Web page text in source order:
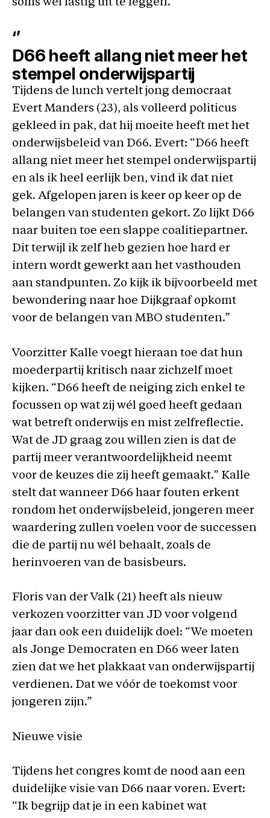
soms wel lastig uit te leggen.”
‘’
D66 heeft allang niet meer het
stempel onderwijspartij
Tijdens de lunch vertelt jong democraat
Evert Manders (23), als volleerd politicus
gekleed in pak, dat hij moeite heeft met het
onderwijsbeleid van D66. Evert: “D66 heeft
allang niet meer het stempel onderwijspartij
en als ik heel eerlijk ben, vind ik dat niet
gek. Afgelopen jaren is keer op keer op de
belangen van studenten gekort. Zo lijkt D66
naar buiten toe een slappe coalitiepartner.
Dit terwijl ik zelf heb gezien hoe hard er
intern wordt gewerkt aan het vasthouden
aan standpunten. Zo kijk ik bijvoorbeeld met
bewondering naar hoe Dijkgraaf opkomt
voor de belangen van MBO studenten.”
Voorzitter Kalle voegt hieraan toe dat hun
moederpartij kritisch naar zichzelf moet
kijken. “D66 heeft de neiging zich enkel te
focussen op wat zij wél goed heeft gedaan
wat betreft onderwijs en mist zelfreflectie.
Wat de JD graag zou willen zien is dat de
partij meer verantwoordelijkheid neemt
voor de keuzes die zij heeft gemaakt.” Kalle
stelt dat wanneer D66 haar fouten erkent
rondom het onderwijsbeleid, jongeren meer
waardering zullen voelen voor de successen
die de partij nu wél behaalt, zoals de
herinvoeren van de basisbeurs.
Floris van der Valk (21) heeft als nieuw
verkozen voorzitter van JD voor volgend
jaar dan ook een duidelijk doel: “We moeten
als Jonge Democraten en D66 weer laten
zien dat we het plakkaat van onderwijspartij
verdienen. Dat we vóór de toekomst voor
jongeren zijn.”
Nieuwe visie
Tijdens het congres komt de nood aan een
duidelijke visie van D66 naar voren. Evert:
“Ik begrijp dat je in een kabinet wat